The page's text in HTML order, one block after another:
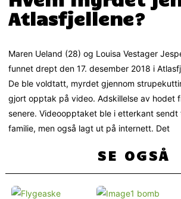
Atlasfjellene?
Maren Ueland (28) og Louisa Vestager
funnet drept den 17. desember 2018 i
De ble voldtatt, myrdet gjennom
gjort opptak på video. Adskillelse av hodet
senere. Videoopptaket ble i etterkant
familie, men også lagt ut på internett. Det
SE OGSÅ